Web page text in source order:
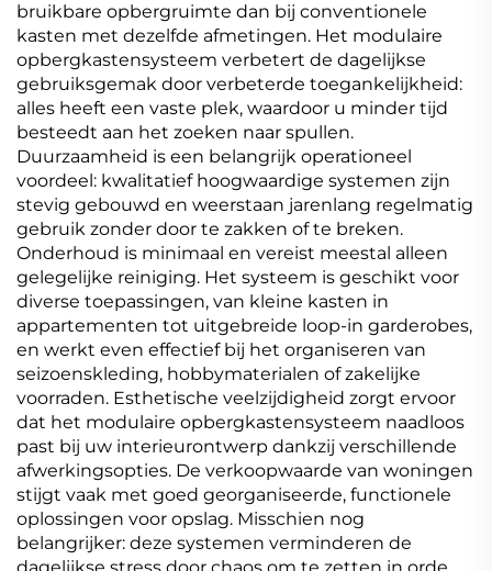
bruikbare opbergruimte dan bij conventionele
kasten met dezelfde afmetingen. Het modulaire
opbergkastensysteem verbetert de dagelijkse
gebruiksgemak door verbeterde toegankelijkheid:
alles heeft een vaste plek, waardoor u minder tijd
besteedt aan het zoeken naar spullen.
Duurzaamheid is een belangrijk operationeel
voordeel: kwalitatief hoogwaardige systemen zijn
stevig gebouwd en weerstaan jarenlang regelmatig
gebruik zonder door te zakken of te breken.
Onderhoud is minimaal en vereist meestal alleen
gelegelijke reiniging. Het systeem is geschikt voor
diverse toepassingen, van kleine kasten in
appartementen tot uitgebreide loop-in garderobes,
en werkt even effectief bij het organiseren van
seizoenskleding, hobbymaterialen of zakelijke
voorraden. Esthetische veelzijdigheid zorgt ervoor
dat het modulaire opbergkastensysteem naadloos
past bij uw interieurontwerp dankzij verschillende
afwerkingsopties. De verkoopwaarde van woningen
stijgt vaak met goed georganiseerde, functionele
oplossingen voor opslag. Misschien nog
belangrijker: deze systemen verminderen de